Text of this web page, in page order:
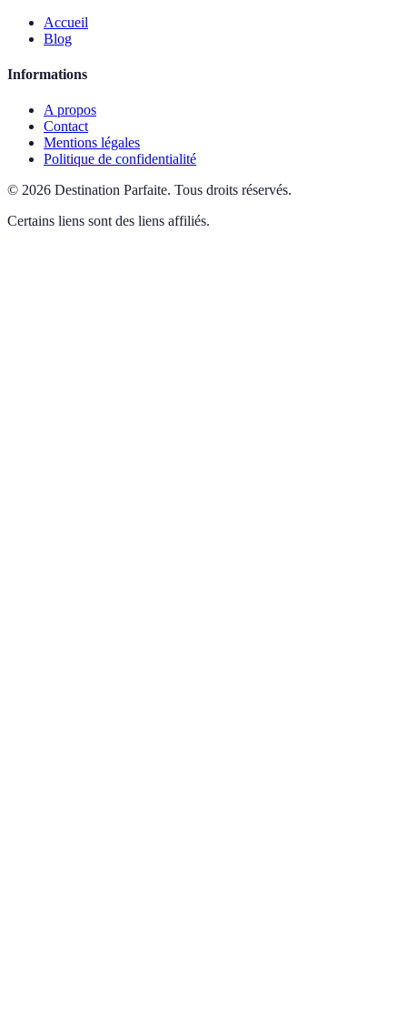
Accueil
Blog
Informations
A propos
Contact
Mentions légales
Politique de confidentialité
© 2026 Destination Parfaite. Tous droits réservés.
Certains liens sont des liens affiliés.